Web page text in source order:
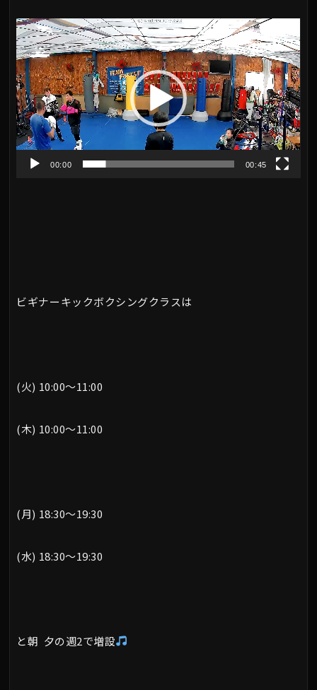
動
画
プ
レ
ー
ヤ
00:00 00:45
ビギナーキックボクシングクラスは
(火) 10:00～11:00
(木) 10:00～11:00
(月) 18:30～19:30
(水) 18:30～19:30
と朝 夕の週2で増設